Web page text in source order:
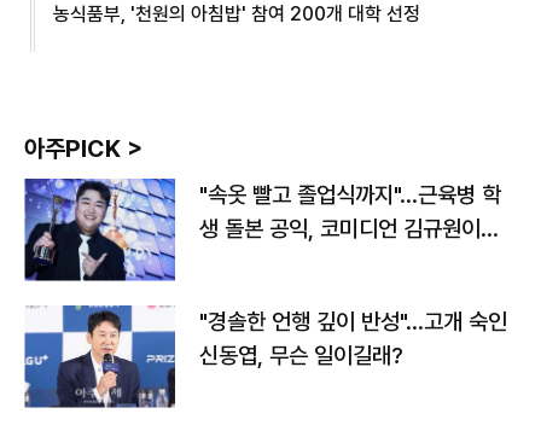
농식품부, '천원의 아침밥' 참여 200개 대학 선정
아주PICK >
"속옷 빨고 졸업식까지"…근육병 학
생 돌본 공익, 코미디언 김규원이었
"경솔한 언행 깊이 반성"…고개 숙인
신동엽, 무슨 일이길래?